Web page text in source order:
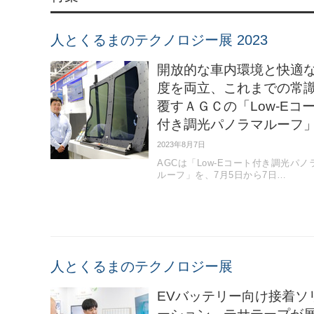
人とくるまのテクノロジー展 2023
開放的な車内環境と快適
度を両立、これまでの常
覆すＡＧＣの「Low-Eコ
付き調光パノラマルーフ
2023年8月7日
AGCは「Low-Eコート付き調光パノ
ルーフ」を、7月5日から7日…
人とくるまのテクノロジー展
EVバッテリー向け接着ソ